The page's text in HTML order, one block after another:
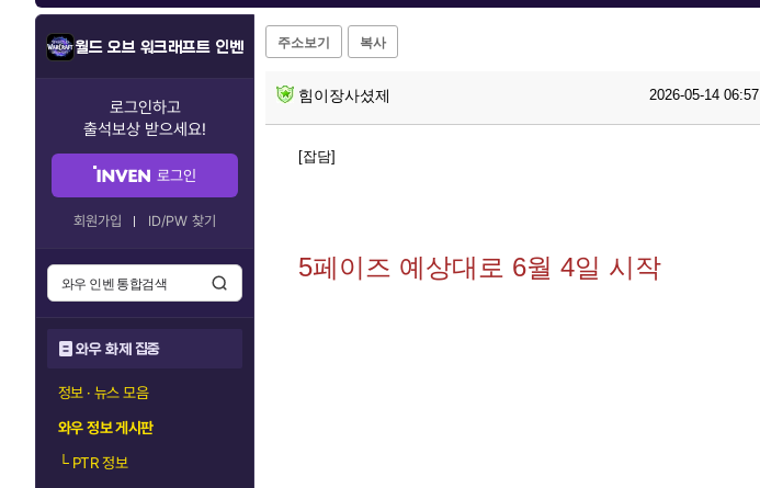
월드 오브 워크래프트 인벤
로그인하고
출석보상 받으세요!
로그인
회원가입 ID/PW 찾기
와우 화제 집중
정보 · 뉴스 모음
와우 정보 게시판
└PTR 정보
주소보기 복사
힘이장사셨제 2026-05-14 06:57
[잡담]
5페이즈 예상대로 6월 4일 시작